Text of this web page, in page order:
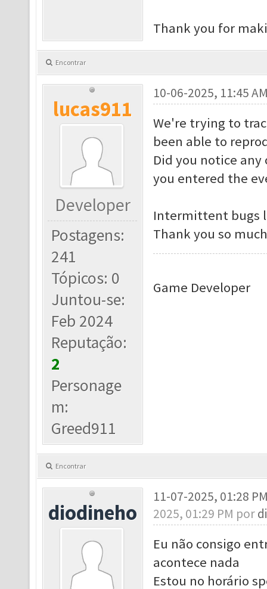
Thank you for
Encontrar
lucas911
Developer
Postagens:
241
Tópicos: 0
Juntou-se:
Feb 2024
Reputação:
2
Personage
m:
Greed911
10-06-2025, 11:45
We're trying to
been able to
Did you notice
you entered the
Intermittent bugs
Thank you so
Game Developer
Encontrar
diodineho
11-07-2025, 01:28
2025, 01:29 PM por
Eu não consigo
acontece nada
Estou no horário